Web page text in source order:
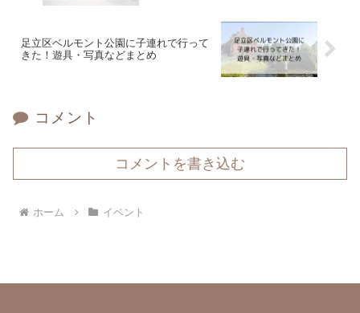
足立区ベルモント公園に子連れで行って
きた！遊具・写真などまとめ
コメント
コメントを書き込む
ホーム イベント